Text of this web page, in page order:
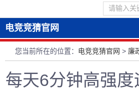
电竞竞猜官网
您当前所在的位置： 电竞竞猜官网 > 廉
每天6分钟高强度